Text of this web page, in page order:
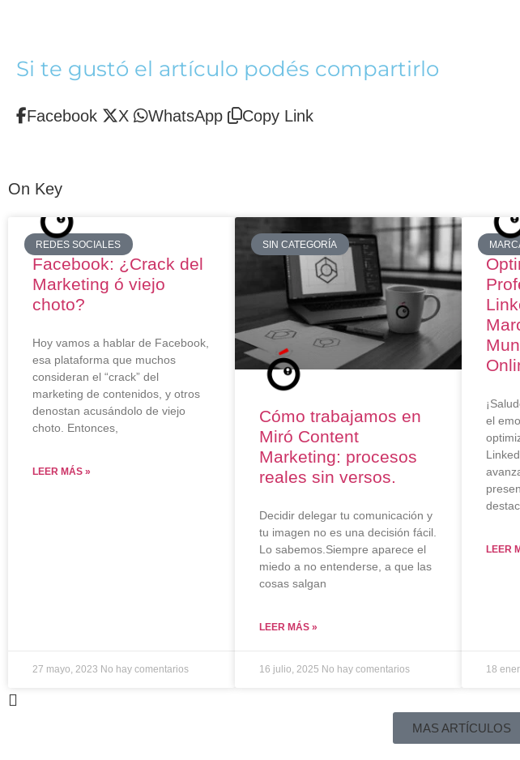
Si te gustó el artículo podés compartirlo
Facebook X WhatsApp Copy Link
On Key
REDES SOCIALES
Facebook: ¿Crack del
Marketing ó viejo
choto?
Hoy vamos a hablar de Facebook,
esa plataforma que muchos
consideran el “crack” del
marketing de contenidos, y otros
denostan acusándolo de viejo
choto. Entonces,
LEER MÁS »
27 mayo, 2023 No hay comentarios
SIN CATEGORÍA
Cómo trabajamos en
Miró Content
Marketing: procesos
reales sin versos.
Decidir delegar tu comunicación y
tu imagen no es una decisión fácil.
Lo sabemos.Siempre aparece el
miedo a no entenderse, a que las
cosas salgan
LEER MÁS »
16 julio, 2025 No hay comentarios
el
LEER
18
MAS ARTÍCULOS